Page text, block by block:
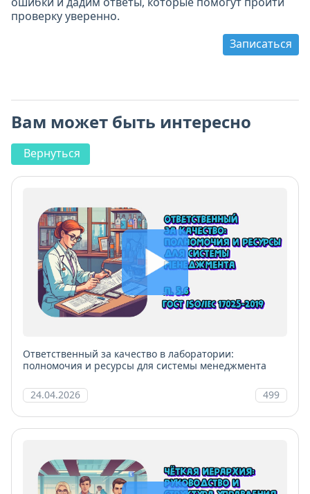
проверку уверенно.
Записаться
Вам может быть интересно
Вернуться
Ответственный за качество в лаборатории:
полномочия и ресурсы для системы менеджмента
24.04.2026 499